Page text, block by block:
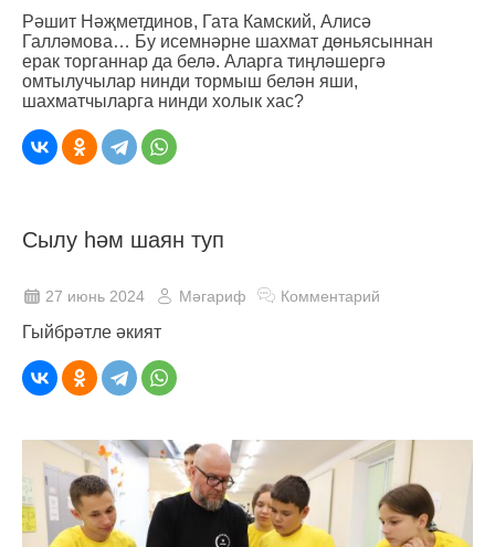
Рәшит Нәҗметдинов, Гата Камский, Алисә
Галләмова… Бу исемнәрне шахмат дөньясыннан
ерак торганнар да белә. Аларга тиңләшергә
омтылучылар нинди тормыш белән яши,
шахматчыларга нинди холык хас?
Сылу һәм шаян туп
27 июнь 2024 Мәгариф Комментарий
Гыйбрәтле әкият